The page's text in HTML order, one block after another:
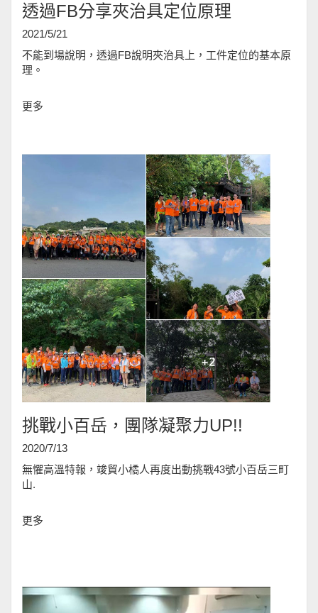
透過FB分享夾治具定位原理
2021/5/21
不能到場說明，透過FB說明夾治具上，工件定位的基本原
理。
更多
挑戰小百岳，團隊凝聚力UP!!
2020/7/13
無懼高溫特報，竣貿小橘人再度出動挑戰43號小百岳三町
山.
更多